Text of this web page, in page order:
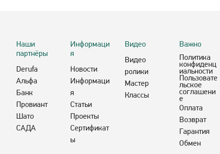
Наши
партнёры
Derufa
Альфа
Банк
Провиант
Шато
САДА
Информаци
я
Новости
Информаци
я
Статьи
Проекты
Сертификат
ы
Видео
Видео
ролики
Мастер
Классы
Важно
Политика
конфиденц
иальности
Пользовате
льское
соглашени
е
Оплата
Возврат
Гарантия
Обмен